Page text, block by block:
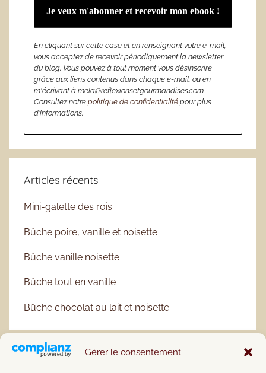
Gérer le consentement
En cliquant sur cette case et en renseignant votre e-mail,
vous acceptez de recevoir périodiquement la newsletter
du blog. Vous pouvez à tout moment vous désinscrire
grâce aux liens contenus dans chaque e-mail, ou en
m'écrivant à mela@reflexionsetgourmandises.com.
Consultez notre politique de confidentialité pour plus
d’informations.
Articles récents
Mini-galette des rois
Bûche poire, vanille et noisette
Bûche vanille noisette
Bûche tout en vanille
Bûche chocolat au lait et noisette